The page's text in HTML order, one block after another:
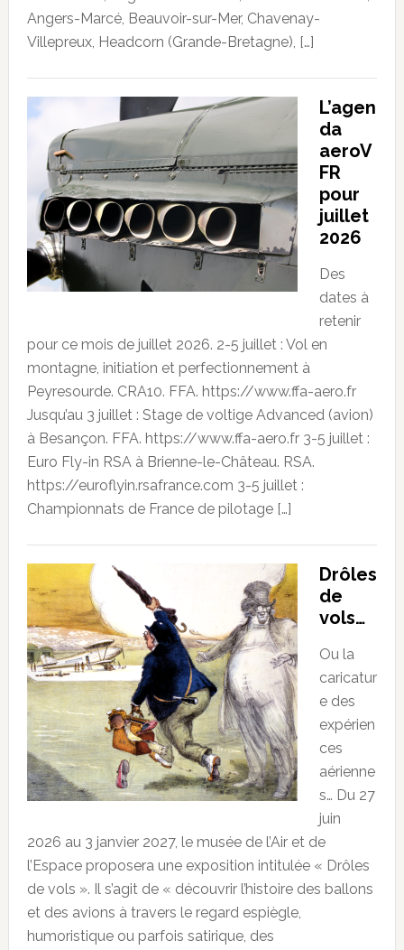
Angers-Marcé, Beauvoir-sur-Mer, Chavenay-
Villepreux, Headcorn (Grande-Bretagne), […]
L’agen
da
aeroV
FR
pour
juillet
2026
Des
dates à
retenir
pour ce mois de juillet 2026. 2-5 juillet : Vol en
montagne, initiation et perfectionnement à
Peyresourde. CRA10. FFA. https://www.ffa-aero.fr
Jusqu’au 3 juillet : Stage de voltige Advanced (avion)
à Besançon. FFA. https://www.ffa-aero.fr 3-5 juillet :
Euro Fly-in RSA à Brienne-le-Château. RSA.
https://euroflyin.rsafrance.com 3-5 juillet :
Championnats de France de pilotage […]
Drôles
de
vols…
Ou la
caricatur
e des
expérien
ces
aérienne
s… Du 27
juin
2026 au 3 janvier 2027, le musée de l’Air et de
l’Espace proposera une exposition intitulée « Drôles
de vols ». Il s’agit de « découvrir l’histoire des ballons
et des avions à travers le regard espiègle,
humoristique ou parfois satirique, des